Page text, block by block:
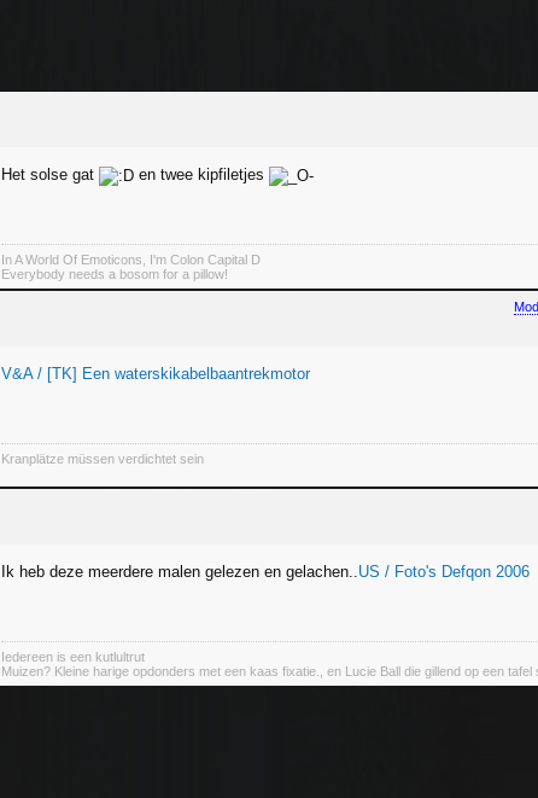
Het solse gat en twee kipfiletjes
In A World Of Emoticons, I'm Colon Capital D
Everybody needs a bosom for a pillow!
V&A / [TK] Een waterskikabelbaantrekmotor
Kranplätze müssen verdichtet sein
Ik heb deze meerdere malen gelezen en gelachen..US / Foto's Defqon 2006
Iedereen is een kutlultrut
Muizen? Kleine harige opdonders met een kaas fixatie., en Lucie Ball die gillend op een